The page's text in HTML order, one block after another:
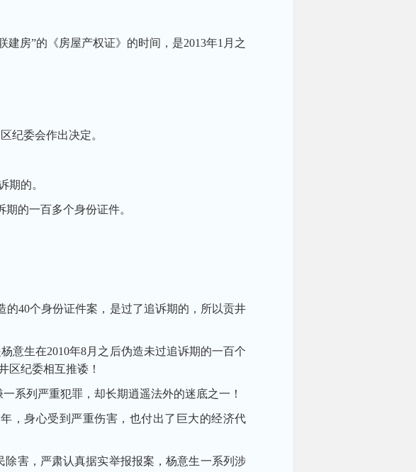
房”的《房屋产权证》的时间，是2013年1月之
纪委会作出决定。
期的。
的一百多个身份证件。
40个身份证件案，是过了追诉期的，所以贡井
意生在2010年8月之后伪造未过追诉期的一百个
区纪委相互推诿！
系列严重犯罪，却长期逍遥法外的迷底之一！
，身心受到严重伤害，也付出了巨大的经济代
害，严肃认真据实举报报案，杨意生一系列涉